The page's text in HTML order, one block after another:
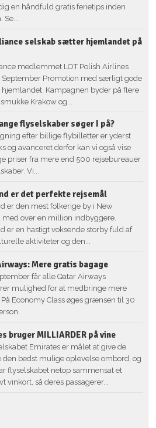
en håndfuld gratis ferietips inden
selskab sætter hjemlandet på
medlemmet LOT Polish Airlines
September Promotion med særligt gode
Kampagnen byder på flere
Krakow og...
flyselskaber søger I på?
efter billige flybilletter er yderst
og avanceret derfor kan vi også vise
priser fra mere end 500 rejsebureauer
Vi...
er det perfekte rejsemål
er den mest folkerige by i New
med over en million indbyggere.
er en hastigt voksende storby fuld af
aktiviteter og den...
Mere gratis bagage
får alle Qatar Airways
mulighed for at medbringe mere
På Economy Class øges grænsen til 30
bruger MILLIARDER på vine
Emirates er målet at give de
den bedst mulige oplevelse ombord, og
flyselskabet netop sammensat et
vinkort, så deres passagerer...